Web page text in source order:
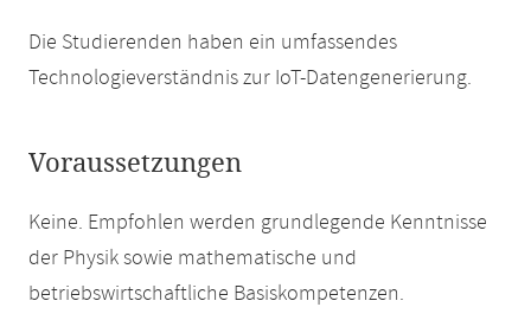
Die Studierenden haben ein umfassendes
Technologieverständnis zur IoT-Datengenerierung.
Voraussetzungen
Keine. Empfohlen werden grundlegende Kenntnisse
der Physik sowie mathematische und
betriebswirtschaftliche Basiskompetenzen.